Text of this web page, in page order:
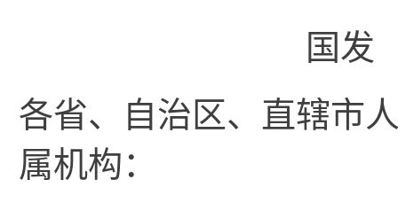
国发
各省、自治区、直辖市
属机构：